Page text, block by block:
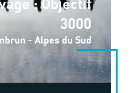
3000
- Alpes du Sud